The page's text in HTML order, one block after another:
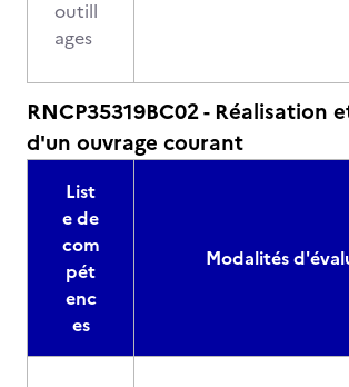
outill
ages
RNCP35319BC02 - Réalisation
d'un ouvrage courant
List
e de
com
pét
enc
es
Modalités